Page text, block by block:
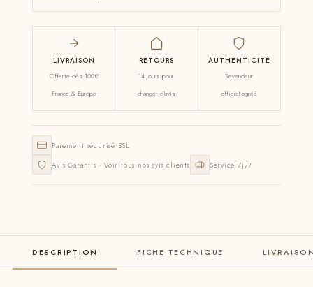
LIVRAISON
Offerte dès 100€
France & Europe
RETOURS
14 jours pour
changer d'avis
AUTHENTICITÉ
Revendeur
officiel agréé
Paiement sécurisé SSL
Avis Garantis · Voir tous nos avis clients
Service 7j/7
DESCRIPTION FICHE TECHNIQUE